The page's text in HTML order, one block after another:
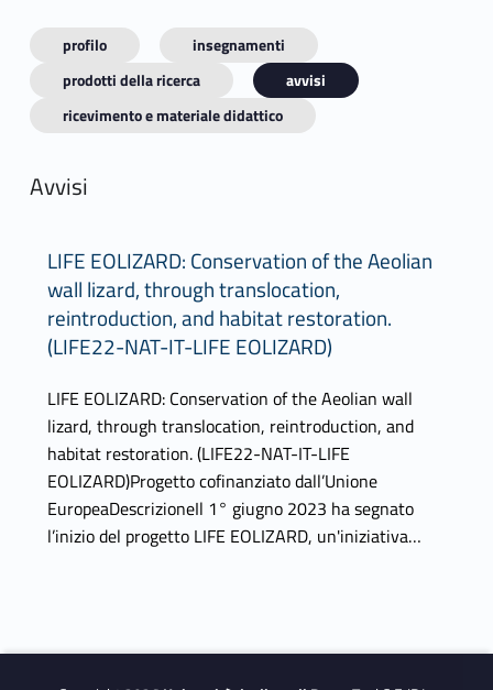
profilo
insegnamenti
prodotti della ricerca
avvisi
ricevimento e materiale didattico
Avvisi
LIFE EOLIZARD: Conservation of the Aeolian
wall lizard, through translocation,
reintroduction, and habitat restoration.
(LIFE22-NAT-IT-LIFE EOLIZARD)
LIFE EOLIZARD: Conservation of the Aeolian wall
lizard, through translocation, reintroduction, and
habitat restoration. (LIFE22-NAT-IT-LIFE
EOLIZARD)Progetto cofinanziato dall’Unione
EuropeaDescrizioneIl 1° giugno 2023 ha segnato
l’inizio del progetto LIFE EOLIZARD, un'iniziativa…